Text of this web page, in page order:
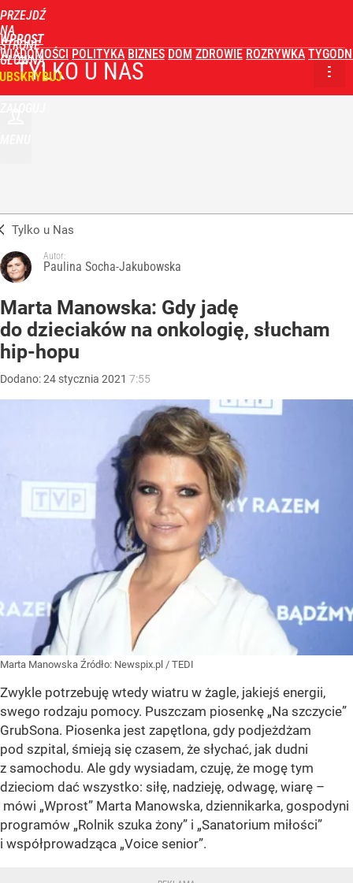
PRZEJDŹ
NA
STRONĘ
GŁÓWNĄ
WPROST
WIADOMOŚCI POLITYKA BIZNES DOM ZDROWIE ROZRYWKA
TYLKO U NAS
Tylko u Nas
Autor:
Paulina Socha-Jakubowska
Marta Manowska: Gdy jadę
do dzieciaków na onkologię, słucham
hip-hopu
Dodano:24 stycznia 2021 7:55
Marta Manowska Źródło: Newspix.pl / TEDI
Zwykle potrzebuję wtedy wiatru w żagle, jakiejś energii,
swego rodzaju pomocy. Puszczam piosenkę „Na szczycie”
GrubSona. Piosenka jest zapętlona, gdy podjeżdżam
pod szpital, śmieją się czasem, że słychać, jak dudni
z samochodu. Ale gdy wysiadam, czuję, że mogę tym
dzieciom dać wszystko: siłę, nadzieję, odwagę, wiarę –
mówi „Wprost” Marta Manowska, dziennikarka, gospodyni
programów „Rolnik szuka żony” i „Sanatorium miłości”
i współprowadząca „Voice senior”.